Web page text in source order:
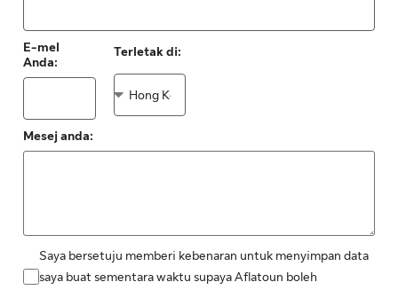
E-mel
Anda:
Terletak di:
Mesej anda:
Saya bersetuju memberi kebenaran untuk menyimpan data
saya buat sementara waktu supaya Aflatoun boleh